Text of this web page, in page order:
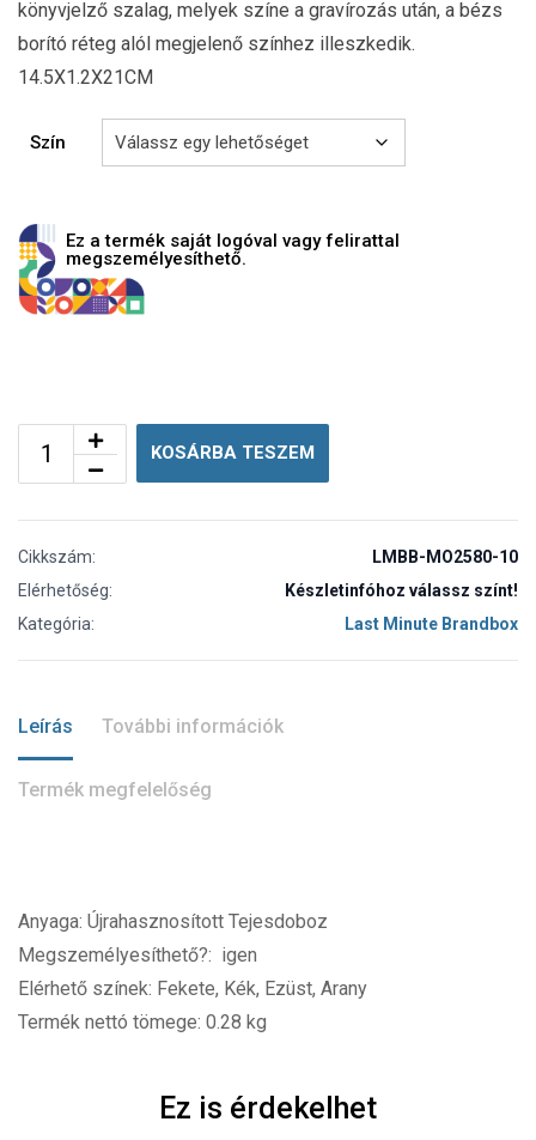
könyvjelző szalag, melyek színe a gravírozás után, a bézs
borító réteg alól megjelenő színhez illeszkedik.
14.5X1.2X21CM
Szín
Ez a termék saját logóval vagy felirattal
megszemélyesíthető.
KOSÁRBA TESZEM
Cikkszám:
LMBB-MO2580-10
Elérhetőség:
Készletinfóhoz válassz színt!
Kategória:
Last Minute Brandbox
Leírás További információk
Termék megfelelőség
Anyaga: Újrahasznosított Tejesdoboz
Megszemélyesíthető?: igen
Elérhető színek: Fekete, Kék, Ezüst, Arany
Termék nettó tömege: 0.28 kg
Ez is érdekelhet